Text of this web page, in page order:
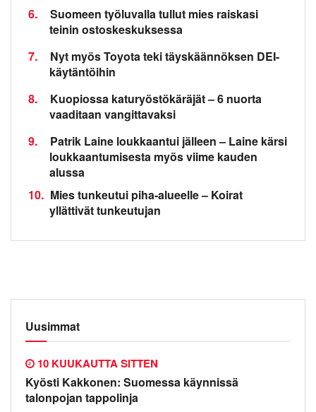
6.
Suomeen työluvalla tullut mies raiskasi
teinin ostoskeskuksessa
7.
Nyt myös Toyota teki täyskäännöksen DEI-
käytäntöihin
8.
Kuopiossa katuryöstökäräjät – 6 nuorta
vaaditaan vangittavaksi
9.
Patrik Laine loukkaantui jälleen – Laine kärsi
loukkaantumisesta myös viime kauden
alussa
10. Mies tunkeutui piha-alueelle – Koirat
yllättivät tunkeutujan
Uusimmat
Kyösti Kakkonen: Suomessa käynnissä
talonpojan tappolinja
10 KUUKAUTTA SITTEN